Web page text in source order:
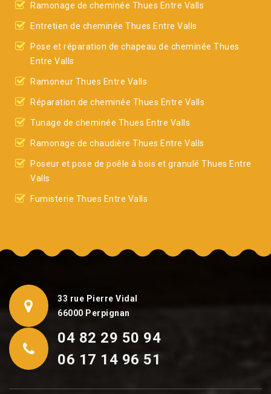
Ramonage de cheminée Thues Entre Valls
Entretien de cheminée Thues Entre Valls
Pose et réparation de chapeau de cheminée Thues
Entre Valls
Ramoneur Thues Entre Valls
Réparation de cheminée Thues Entre Valls
Tunage de cheminée Thues Entre Valls
Ramonage de chaudière Thues Entre Valls
Poseur et pose de poêle à bois et granulé Thues Entre
Valls
Fumisterie Thues Entre Valls
33 rue Pierre Vidal
66000 Perpignan
04 82 29 50 94
06 17 14 96 51